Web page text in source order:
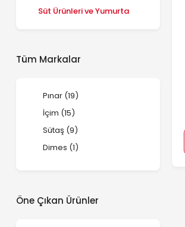
Süt Ürünleri ve Yumurta
Tüm Markalar
Pınar (19)
İçim (15)
Sütaş (9)
Dimes (1)
Öne Çıkan Ürünler